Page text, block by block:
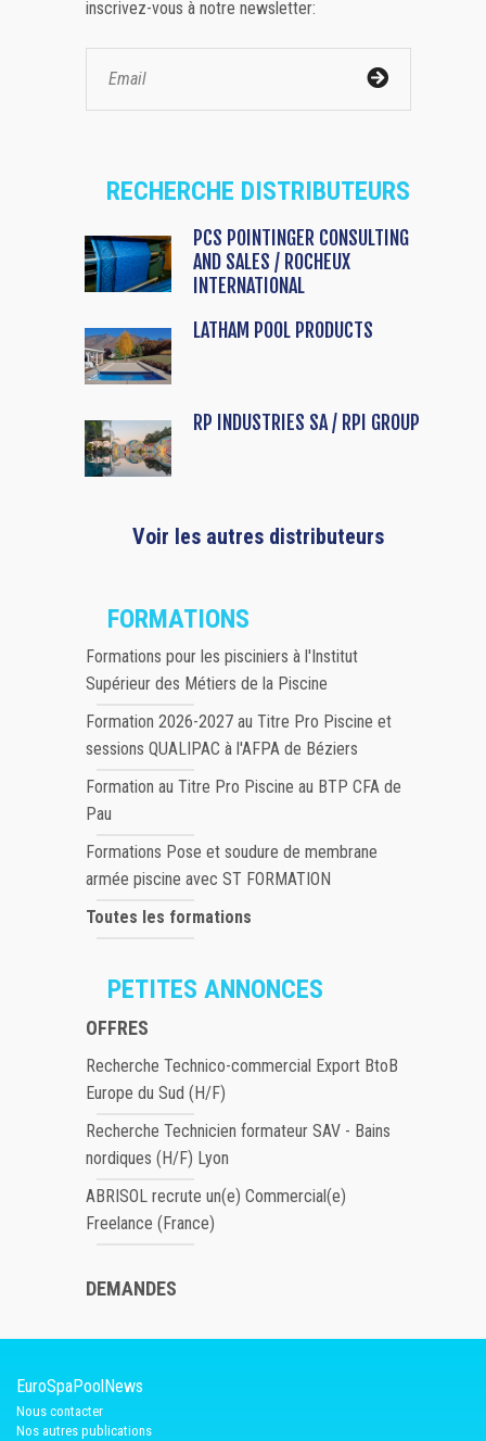
inscrivez-vous à notre newsletter:
RECHERCHE DISTRIBUTEURS
PCS POINTINGER CONSULTING
AND SALES / ROCHEUX
INTERNATIONAL
LATHAM POOL PRODUCTS
RP INDUSTRIES SA / RPI GROUP
Voir les autres distributeurs
FORMATIONS
Formations pour les pisciniers à l'Institut
Supérieur des Métiers de la Piscine
Formation 2026-2027 au Titre Pro Piscine et
sessions QUALIPAC à l'AFPA de Béziers
Formation au Titre Pro Piscine au BTP CFA de
Pau
Formations Pose et soudure de membrane
armée piscine avec ST FORMATION
Toutes les formations
PETITES ANNONCES
OFFRES
Recherche Technico-commercial Export BtoB
Europe du Sud (H/F)
Recherche Technicien formateur SAV - Bains
nordiques (H/F) Lyon
ABRISOL recrute un(e) Commercial(e)
Freelance (France)
DEMANDES
EuroSpaPoolNews
Nous contacter
Nos autres publications